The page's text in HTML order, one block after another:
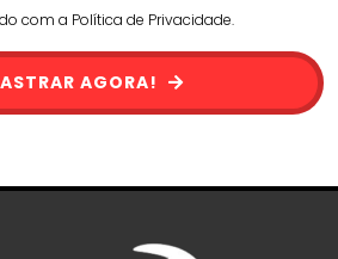
com a Política de Privacidade.
AGORA!